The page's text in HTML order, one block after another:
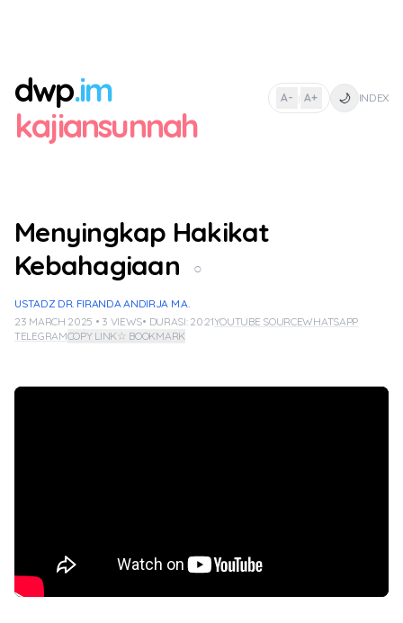
dwp.im
kajiansunnah
A- | A+ 🌙 INDEX
Menyingkap Hakikat
Kebahagiaan
○
USTADZ DR. FIRANDA ANDIRJA M.A.
23 MARCH 2025 • 3 VIEWS• DURASI: 20:21YOUTUBE SOURCEWHATSAPP
TELEGRAMCOPY LINK☆ BOOKMARK